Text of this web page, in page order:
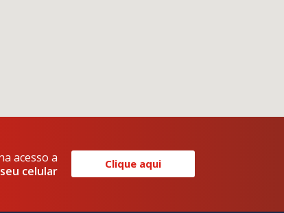
acesso a
celular Clique aqui